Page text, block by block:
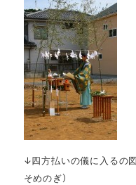
↓四方払いの儀に入るの図
そめのぎ）